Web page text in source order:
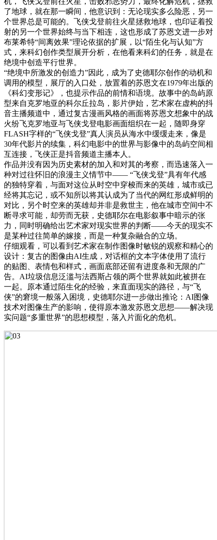
了地球，就在那一瞬间，他意识到：无论现实多么险恶，另一
个世界总是可能的。飞侠戈登前往火星拯救地球，也印证着投
射的另一个世界始终与当下相连，这也形成了苏恩文进一步对
布莱希特“间离效果”理论依据的扩展，以“陌生化与认知”方
式，来科幻创作类型展开分析，在他看来科幻的任务，就是在
绝境中创造平行世界。
“绝境中所激发的创造力”因此，成为了史德耶尔创作的动机和
调用的模型，展厅的入口处，放置着的苏恩文在1979年出版的
《科幻变形记》，也提示作品的前情和语境。故事中的岛屿原
型来自克罗地亚的科尔丘拉岛，影片伊始，艺术家在虚构的抖
音主播频道中，通过复古漫画风格的画面将苏恩文想象中的战
火纷飞克罗地亚与飞侠戈登电影画面组织在一起，随即身穿
FLASH字样的“飞侠戈登”真人演员从海水中缓缓走来，像是
30年代影片的续集，科幻电影中的世界与影像中的岛屿空间相
互连接，飞侠正是抖音频道主播本人。
作品并没有因为历史素材的加入和对其的考察，而迅速落入一
种对过往怀旧的浪漫主义情节中—— “飞侠戈登”具有年代感
的独特穿着，与面对这位从时空中穿梭而来的英雄，城市或已
经将其忘记，或不知所以将其认成为了当代的网红形成鲜明的
对比，另个时空来的英雄却并非是救世主，他在城市空间中不
断寻求可能，却劳而无获，史德耶尔在电影叙事中暗示的张
力，同时明确给出艺术家对现实世界的判断——今天的现实不
是某种过往简单的嫁接，而是一种复杂融合的立场。
仔细观看，可以看到艺术家在制作图像时敏锐的观察和精心的
设计：复古的图像由AI生成，对话框的文本字体使用了流行
的贴图、表情包和样式，画面底部还留有进度条和无限的广
告。AI垃圾信息泛滥与法西斯占领的两个世界就如此被拼在
一起。原本通过陌生化的经验，来直面现实的路径，与“飞
侠”的窘境一般落入困境，史德耶尔进一步做出推论：AI图像
技术对图像生产的影响，使得原本激发苏恩文思想——解决现
实问题“多重世界”的思想模型，落入片面化的危机。